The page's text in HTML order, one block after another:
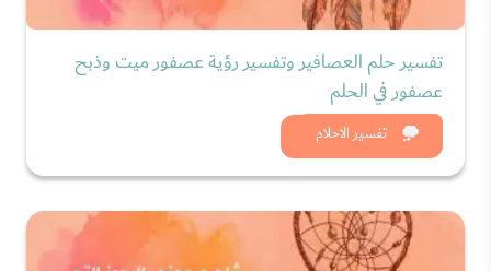
تفسير الاحلام
تفسير حلم العصافير وتفسير رؤية عصفور ميت وذبح
عصفور في الحلم
شاهد الان